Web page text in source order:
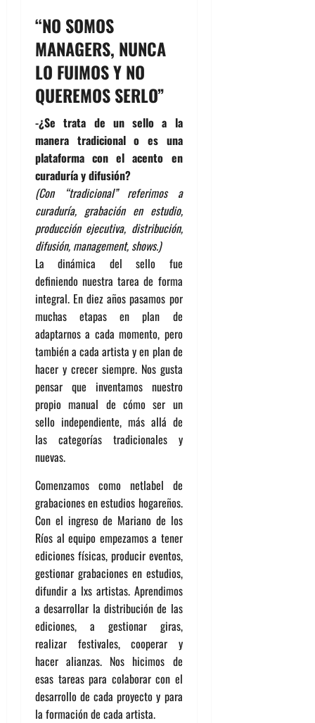
“NO SOMOS
MANAGERS, NUNCA
LO FUIMOS Y NO
QUEREMOS SERLO”
-¿Se trata de un sello a la
manera tradicional o es una
plataforma con el acento en
curaduría y difusión?
(Con “tradicional” referimos a
curaduría, grabación en estudio,
producción ejecutiva, distribución,
difusión, management, shows.)
La dinámica del sello fue
definiendo nuestra tarea de forma
integral. En diez años pasamos por
muchas etapas en plan de
adaptarnos a cada momento, pero
también a cada artista y en plan de
hacer y crecer siempre. Nos gusta
pensar que inventamos nuestro
propio manual de cómo ser un
sello independiente, más allá de
las categorías tradicionales y
nuevas.
Comenzamos como netlabel de
grabaciones en estudios hogareños.
Con el ingreso de Mariano de los
Ríos al equipo empezamos a tener
ediciones físicas, producir eventos,
gestionar grabaciones en estudios,
difundir a lxs artistas. Aprendimos
a desarrollar la distribución de las
ediciones, a gestionar giras,
realizar festivales, cooperar y
hacer alianzas. Nos hicimos de
esas tareas para colaborar con el
desarrollo de cada proyecto y para
la formación de cada artista.